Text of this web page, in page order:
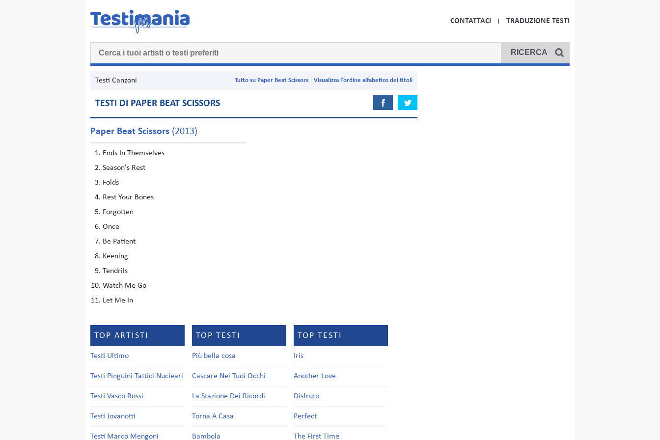
CONTATTACI TRADUZIONE TESTI
Testi Canzoni Visualizza l'ordine alfabetico dei titoli
Tutto su Paper Beat Scissors
TESTI DI PAPER BEAT SCISSORS
Paper Beat Scissors (2013)
Ends In Themselves
Season's Rest
Folds
Rest Your Bones
Forgotten
Once
Be Patient
Keening
Tendrils
Watch Me Go
Let Me In
TOP ARTISTI
Testi Ultimo
Testi Pinguini Tattici Nucleari
Testi Vasco Rossi
Testi Jovanotti
Testi Marco Mengoni
TOP TESTI
Più bella cosa
Cascare Nei Tuoi Occhi
La Stazione Dei Ricordi
Torna A Casa
Bambola
TOP TESTI
Iris
Another Love
Disfruto
Perfect
The First Time